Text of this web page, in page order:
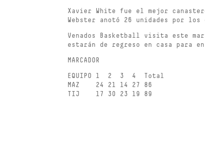
Xavier White fue el mejor
Webster anotó 26 unidades por los
Venados Basketball visita este
estarán de regreso en casa para
MARCADOR
EQUIPO 1 2 3 4 Total
MAZ 24 21 14 27 86
TIJ 17 30 23 19 89